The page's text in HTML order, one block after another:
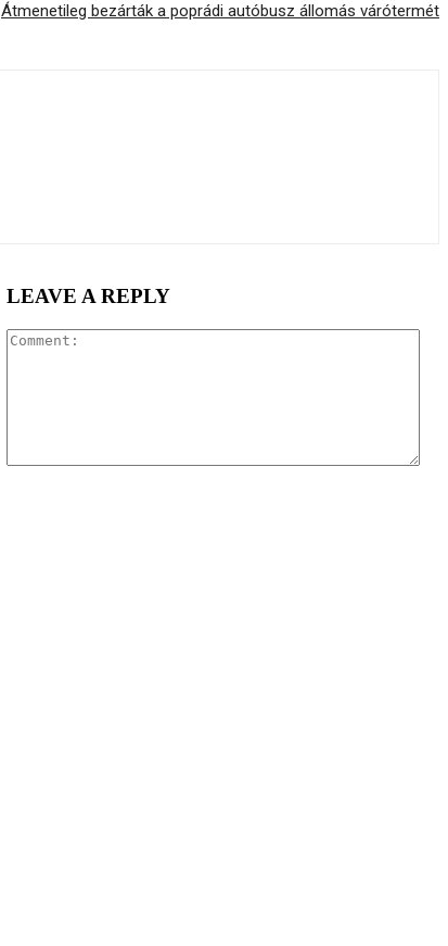
Átmenetileg bezárták a poprádi autóbusz állomás várótermét
LEAVE A REPLY